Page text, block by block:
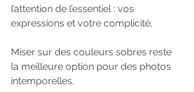
l’attention de l’essentiel : vos
expressions et votre complicité.
Miser sur des couleurs sobres reste
la meilleure option pour des photos
intemporelles.